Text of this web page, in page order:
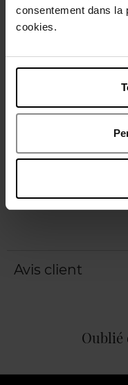
consentement dans la
cookies.Livraison gratuite
Avis client
Oublié